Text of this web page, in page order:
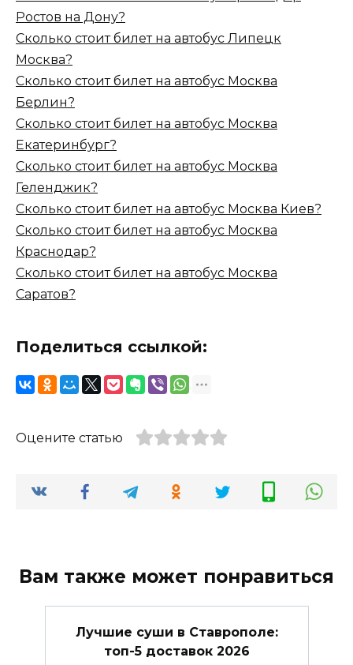
Ростов на Дону?
Сколько стоит билет на автобус Липецк
Москва?
Сколько стоит билет на автобус Москва
Берлин?
Сколько стоит билет на автобус Москва
Екатеринбург?
Сколько стоит билет на автобус Москва
Геленджик?
Сколько стоит билет на автобус Москва Киев?
Сколько стоит билет на автобус Москва
Краснодар?
Сколько стоит билет на автобус Москва
Саратов?
Поделиться ссылкой:
Оцените статью
Вам также может понравиться
Лучшие суши в Ставрополе:
топ-5 доставок 2026